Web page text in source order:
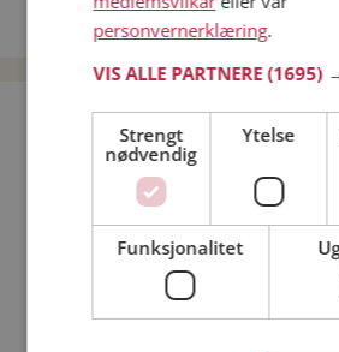
Bli medlem
Jeg er en: Mann
Min alder:
personvernerklæring.
VIS ALLE PARTNERE(1695)
Strengt
nødvendig
Ytelse
Funksjonalitet